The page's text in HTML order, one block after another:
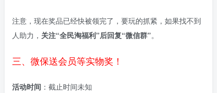
注意，现在奖品已经快被领完了，要玩的抓紧，如果找不到
人助力， 关注“全民淘福利”后回复“微信群”。
三、微保送会员等实物奖！
活动时间 ：截止时间未知